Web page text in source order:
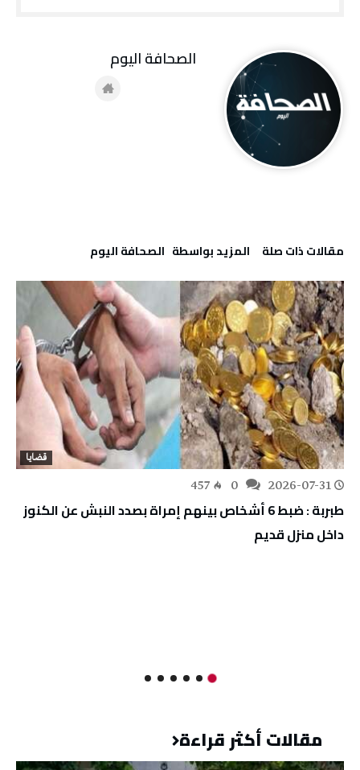
‫مقالات ذات صلة‬ ‫‫المزيد بواسطة‬ ‬ ‭ ‬الصحافة‭ ‬اليوم
قضايا
2026-07-31
457
طبربة : ضبط 6 أشخاص بينهم إمراة بصدد النبش عن الكنوز
داخل منزل قديم
مقالات أكثر قراءة